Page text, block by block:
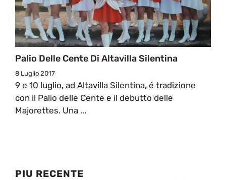
Palio Delle Cente Di Altavilla Silentina
8 Luglio 2017
9 e 10 luglio, ad Altavilla Silentina, é tradizione
con il Palio delle Cente e il debutto delle
Majorettes. Una ...
PIU RECENTE